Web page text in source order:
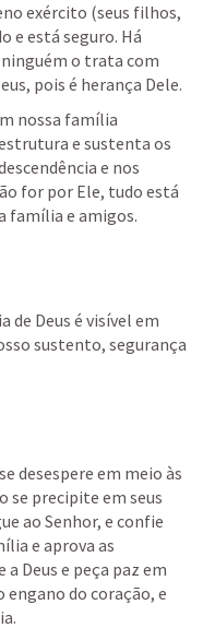
exército (seus filhos,
e está seguro. Há
ninguém o trata com
pois é herança Dele.
nossa família
e sustenta os
e nos
for por Ele, tudo está
família e amigos.
de Deus é visível em
sustento, segurança
desespere em meio às
se precipite em seus
ao Senhor, e confie
e aprova as
Deus e peça paz em
engano do coração, e